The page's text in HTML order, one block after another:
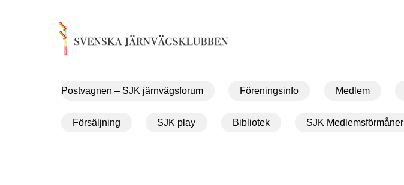
Postvagnen – SJK järnvägsforum Föreningsinfo Medlem
Försäljning SJK play Bibliotek SJK Medlemsförmåner